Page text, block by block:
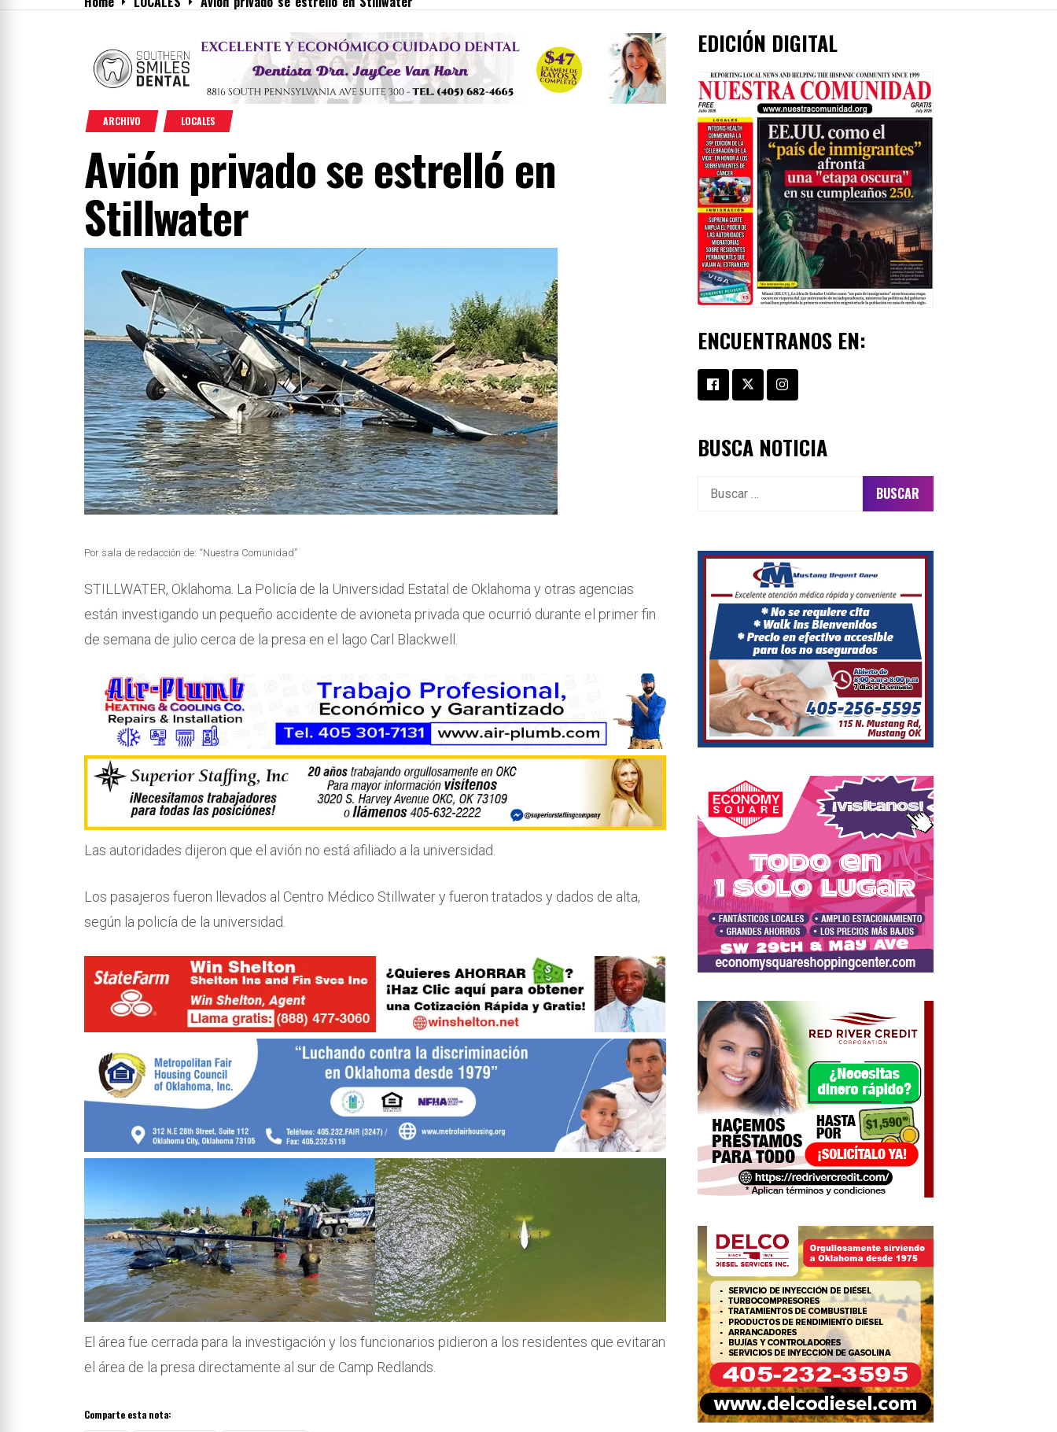
Menu
ARCHIVO LOCALES
Avión privado se estrelló en
Stillwater
Por sala de redacción de: “Nuestra Comunidad”
STILLWATER, Oklahoma. La Policía de la Universidad Estatal de Oklahoma y otras agencias
están investigando un pequeño accidente de avioneta privada que ocurrió durante el primer fin
de semana de julio cerca de la presa en el lago Carl Blackwell.
Las autoridades dijeron que el avión no está afiliado a la universidad.
Los pasajeros fueron llevados al Centro Médico Stillwater y fueron tratados y dados de alta,
según la policía de la universidad.
El área fue cerrada para la investigación y los funcionarios pidieron a los residentes que evitaran
el área de la presa directamente al sur de Camp Redlands.
Comparte esta nota:
EDICIÓN DIGITAL
ENCUENTRANOS EN:
BUSCA NOTICIA
Buscar: